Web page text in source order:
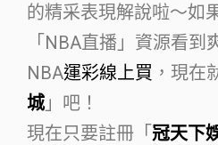
的精采表現解說啦～如
「NBA直播」資源看
NBA運彩線上買 ，現在
城」吧！
現在只要註冊「 冠天下